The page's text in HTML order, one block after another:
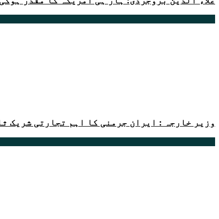
وزیر خارجہ : ایران جرمنی کا اہم تجارتی شریک